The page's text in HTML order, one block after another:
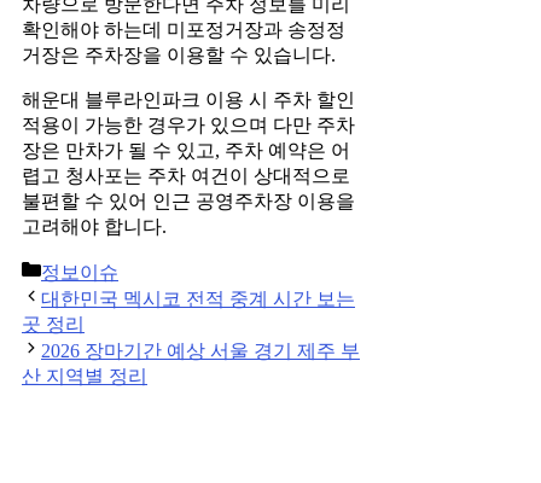
차량으로 방문한다면 주차 정보를 미리
확인해야 하는데 미포정거장과 송정정
거장은 주차장을 이용할 수 있습니다.
해운대 블루라인파크 이용 시 주차 할인
적용이 가능한 경우가 있으며 다만 주차
장은 만차가 될 수 있고, 주차 예약은 어
렵고 청사포는 주차 여건이 상대적으로
불편할 수 있어 인근 공영주차장 이용을
고려해야 합니다.
Categories
정보이슈
Post
navigation
대한민국 멕시코 전적 중계 시간 보는
곳 정리
2026 장마기간 예상 서울 경기 제주 부
산 지역별 정리